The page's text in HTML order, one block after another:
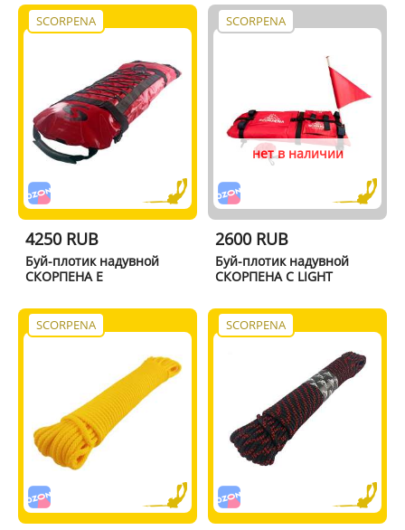
SCORPENA
4250 RUB
Буй-плотик надувной
СКОРПЕНА Е
SCORPENA
нет в наличии
2600 RUB
Буй-плотик надувной
СКОРПЕНА С LIGHT
SCORPENA SCORPENA